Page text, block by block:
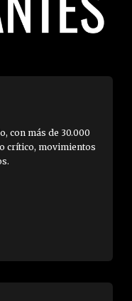
con más de 30.000
crítico, movimientos